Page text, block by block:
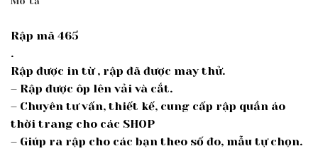
Rập mã 465
.
Rập được in từ , rập đã được may thử.
– Rập được ôp lên vải và cắt.
– Chuyên tư vấn, thiết kế, cung cấp rập quần áo
thời trang cho các SHOP
– Giúp ra rập cho các bạn theo số đo, mẫu tự chọn.